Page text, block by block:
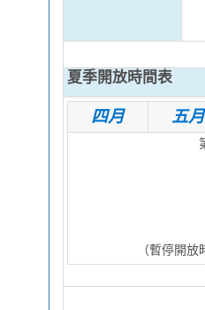
夏季開放時間表
四月 五月
（暫停開